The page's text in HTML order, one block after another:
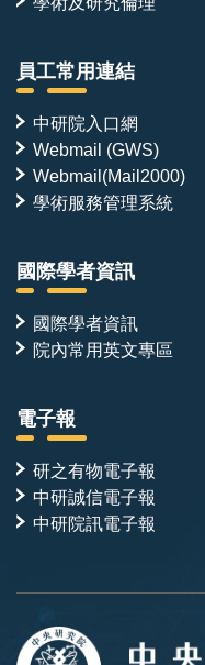
員工常用連結
中研院入口網
Webmail (GWS)
Webmail(Mail2000)
學術服務管理系統
國際學者資訊
國際學者資訊
院內常用英文專區
電子報
研之有物電子報
中研誠信電子報
中研院訊電子報